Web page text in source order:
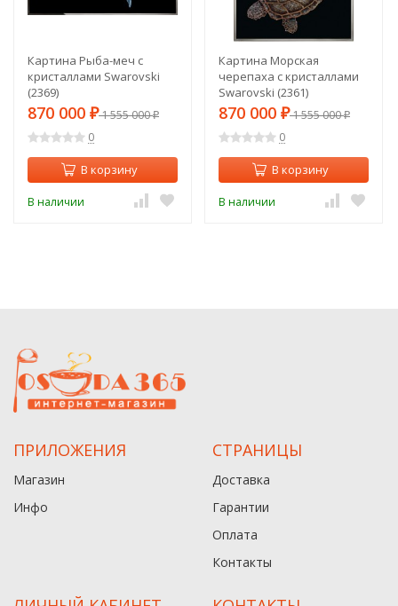
Картина Рыба-меч с
кристаллами Swarovski
(2369)
870 000 ₽1 555 000₽
0
В корзину
В наличии
Картина Морская
черепаха с кристаллами
Swarovski (2361)
870 000 ₽1 555 000₽
0
В корзину
В наличии
ПРИЛОЖЕНИЯ
Магазин
Инфо
СТРАНИЦЫ
Доставка
Гарантии
Оплата
Контакты